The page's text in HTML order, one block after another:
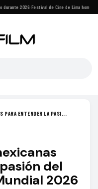
2026·Festival de Cine de Lima
PARA ENTENDER LA PASI...
del
2026